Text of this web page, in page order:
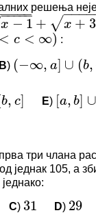
коментара.
да бисте
решења
x −1≥4
:
B)
(−∞,a]∪(b,+
( −∞,a]∪(b +∞ )
c]
E)
[a, b
a,b]∪ c,+
коментара.
три члана
једнак 105, а
једнако:
C) 31 D) 29